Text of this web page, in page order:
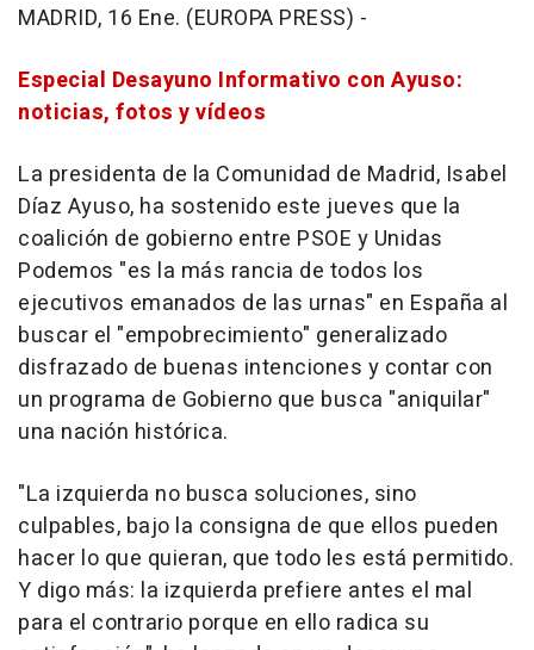
MADRID, 16 Ene. (EUROPA PRESS) -
Especial Desayuno Informativo con Ayuso:
noticias, fotos y vídeos
La presidenta de la Comunidad de Madrid, Isabel
Díaz Ayuso, ha sostenido este jueves que la
coalición de gobierno entre PSOE y Unidas
Podemos "es la más rancia de todos los
ejecutivos emanados de las urnas" en España al
buscar el "empobrecimiento" generalizado
disfrazado de buenas intenciones y contar con
un programa de Gobierno que busca "aniquilar"
una nación histórica.
"La izquierda no busca soluciones, sino
culpables, bajo la consigna de que ellos pueden
hacer lo que quieran, que todo les está permitido.
Y digo más: la izquierda prefiere antes el mal
para el contrario porque en ello radica su